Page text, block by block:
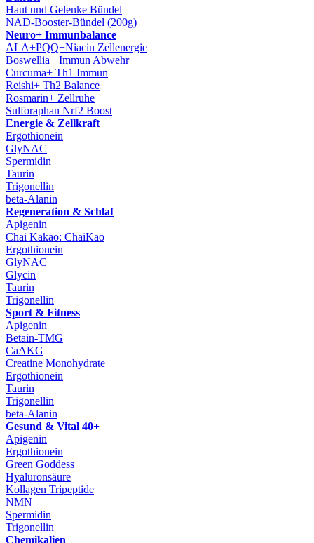
Haut und Gelenke Bündel
NAD-Booster-Bündel (200g)
Neuro+ Immunbalance
ALA+PQQ+Niacin Zellenergie
Boswellia+ Immun Abwehr
Curcuma+ Th1 Immun
Reishi+ Th2 Balance
Rosmarin+ Zellruhe
Sulforaphan Nrf2 Boost
Energie & Zellkraft
Ergothionein
GlyNAC
Spermidin
Taurin
Trigonellin
beta-Alanin
Regeneration & Schlaf
Apigenin
Chai Kakao: ChaiKao
Ergothionein
GlyNAC
Glycin
Taurin
Trigonellin
Sport & Fitness
Apigenin
Betain-TMG
CaAKG
Creatine Monohydrate
Ergothionein
Taurin
Trigonellin
beta-Alanin
Gesund & Vital 40+
Apigenin
Ergothionein
Green Goddess
Hyaluronsäure
Kollagen Tripeptide
NMN
Spermidin
Trigonellin
Chemikalien